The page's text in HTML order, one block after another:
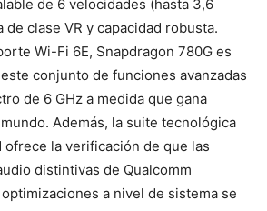
de 6 velocidades (hasta 3,6
de clase VR y capacidad robusta.
Wi-Fi 6E, Snapdragon 780G es
conjunto de funciones avanzadas
de 6 GHz a medida que gana
Además, la suite tecnológica
ofrece la verificación de que las
distintivas de Qualcomm
a nivel de sistema se